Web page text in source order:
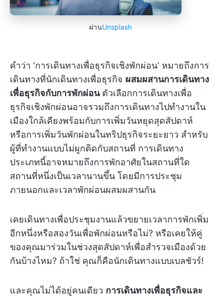
ผ่านUnsplash
คำว่า 'การเดินทางเพื่อธุรกิจเชิงพักผ่อน' หมายถึงการ
เดินทางที่นักเดินทางเพื่อธุรกิจ ผสมผสานการเดินทาง
เพื่อธุรกิจกับการพักผ่อนตัวเลือกการเดินทางเพื่อ
ธุรกิจเชิงพักผ่อนอาจรวมถึงการเดินทางไปทำงานใน
เมืองใกล้เคียงพร้อมกับการเพิ่มวันหยุดสุดสัปดาห์
หรือการเพิ่มวันพักผ่อนในทริปธุรกิจระยะยาว สำหรับ
ผู้ที่ทำงานแบบไม่ผูกติดกับสถานที่ การเดินทาง
ประเภทนี้อาจหมายถึงการพักอาศัยในสถานที่ใด
สถานที่หนึ่งเป็นเวลานานขึ้น โดยมีการประชุม
ภายนอกและเวลาพักผ่อนผสมผสานกัน
เคยเดินทางเพื่อประชุมงานแล้วขยายเวลาการพักเพิ่ม
อีกหนึ่งหรือสองวันเพื่อพักผ่อนหรือไม่? หรือเคยให้คู่
ของคุณมาร่วมในช่วงสุดสัปดาห์เพื่อสำรวจเมืองด้วย
กันบ้างไหม? ถ้าใช่ คุณก็คือนักเดินทางแบบเบลชัวร์!
และคุณไม่ได้อยู่คนเดียว การเดินทางเพื่อธุรกิจและ